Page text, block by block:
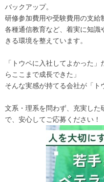
バックアップ。
研修参加費用や受験費用の支給
各種通信教育など、着実に知
きる環境を整えています。
「トウペに入社してよかった
らここまで成長できた」
そんな実感が持てる会社が「ト
文系・理系を問わず、充実し
で、安心してご応募ください！